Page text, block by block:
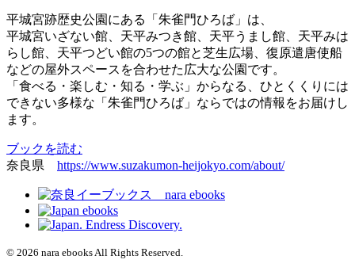
平城宮跡歴史公園にある「朱雀門ひろば」は、
平城宮いざない館、天平みつき館、天平うまし館、天平みは
らし館、天平つどい館の5つの館と芝生広場、復原遣唐使船
などの屋外スペースを合わせた広大な公園です。
「食べる・楽しむ・知る・学ぶ」からなる、ひとくくりには
できない多様な「朱雀門ひろば」ならではの情報をお届けし
ます。
ブックを読む
奈良県 https://www.suzakumon-heijokyo.com/about/
© 2026 nara ebooks All Rights Reserved.